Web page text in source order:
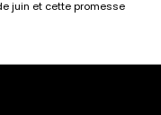
juin et cette promesse